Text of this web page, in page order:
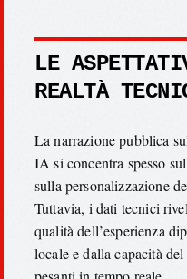
LE
REALTÀ
La narrazione pubblica
IA si concentra spesso
sulla personalizzazione
Tuttavia, i dati tecnici
qualità dell’esperienza
locale e dalla capacità